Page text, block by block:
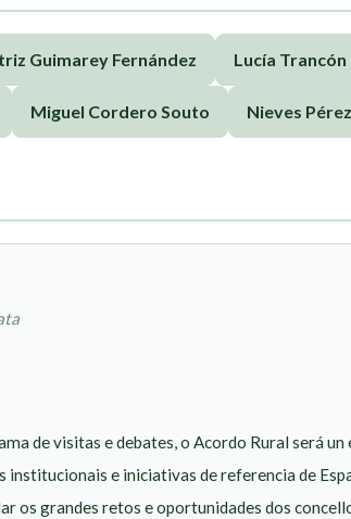
Guimarey Fernández Lucía
Miguel Cordero Souto Nieves
de visitas e debates, o Acordo Rural será
e iniciativas de referencia de
os grandes retos e oportunidades dos